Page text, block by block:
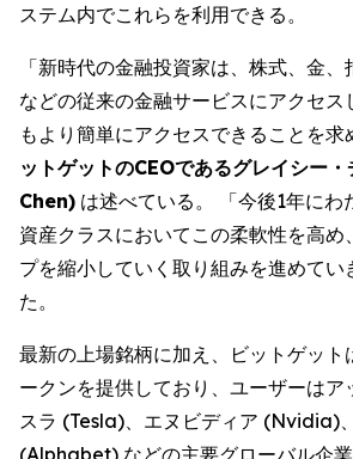
ステム内でこれらを利用できる。
「新時代の金融投資家は、株式、金
などの従来の金融サービスにアクセス
もより簡単にアクセスできることを求
ットゲットのCEOであるグレイシー
Chen) は述べている。 「今後1年にわ
資産クラスにおいてこの柔軟性を高め
プを縮小していく取り組みを進めてい
た。
最新の上場銘柄に加え、ビットゲット
ークンを提供しており、ユーザーは
スラ (Tesla)、エヌビディア (Nvidia)
(Alphabet) などの主要グローバル企